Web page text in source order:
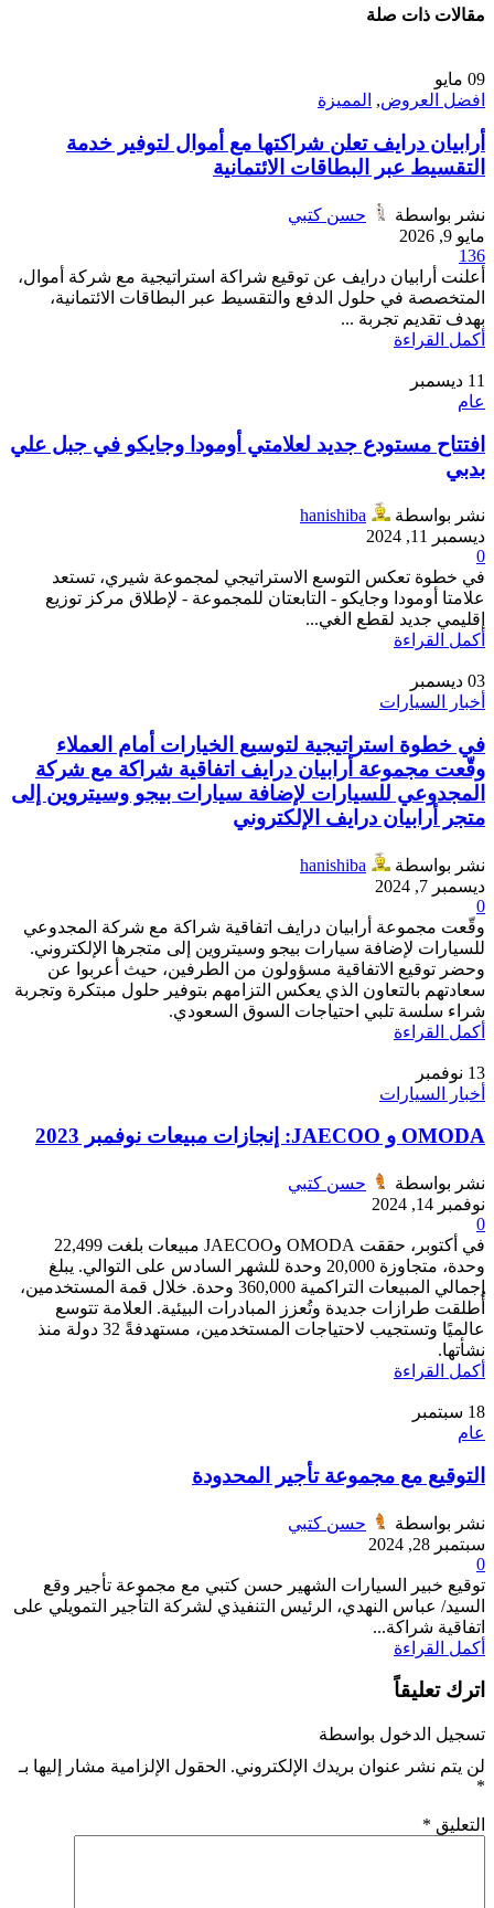
مقالات ذات صلة
09 مايو
افضل العروض, المميزة
أرابيان درايف تعلن شراكتها مع أموال لتوفير خدمة
التقسيط عبر البطاقات الائتمانية
نشر بواسطة
حسن كتبي
مايو 9, 2026
136
أعلنت أرابيان درايف عن توقيع شراكة استراتيجية مع شركة أموال،
المتخصصة في حلول الدفع والتقسيط عبر البطاقات الائتمانية،
بهدف تقديم تجربة ...
أكمل القراءة
11 ديسمبر
عام
افتتاح مستودع جديد لعلامتي أومودا وجايكو في جبل علي
بدبي
نشر بواسطة
hanishiba
ديسمبر 11, 2024
0
في خطوة تعكس التوسع الاستراتيجي لمجموعة شيري، تستعد
علامتا أومودا وجايكو - التابعتان للمجموعة - لإطلاق مركز توزيع
إقليمي جديد لقطع الغي...
أكمل القراءة
03 ديسمبر
أخبار السيارات
في خطوة استراتيجية لتوسيع الخيارات أمام العملاء
وقّعت مجموعة أرابيان درايف اتفاقية شراكة مع شركة
المجدوعي للسيارات لإضافة سيارات بيجو وسيتروين إلى
متجر أرابيان درايف الإلكتروني
نشر بواسطة
hanishiba
ديسمبر 7, 2024
0
وقّعت مجموعة أرابيان درايف اتفاقية شراكة مع شركة المجدوعي
للسيارات لإضافة سيارات بيجو وسيتروين إلى متجرها الإلكتروني.
وحضر توقيع الاتفاقية مسؤولون من الطرفين، حيث أعربوا عن
سعادتهم بالتعاون الذي يعكس التزامهم بتوفير حلول مبتكرة وتجربة
شراء سلسة تلبي احتياجات السوق السعودي.
أكمل القراءة
13 نوفمبر
أخبار السيارات
OMODA و JAECOO: إنجازات مبيعات نوفمبر 2023
نشر بواسطة
حسن كتبي
نوفمبر 14, 2024
0
في أكتوبر، حققت OMODA وJAECOO مبيعات بلغت 22,499
وحدة، متجاوزة 20,000 وحدة للشهر السادس على التوالي. يبلغ
إجمالي المبيعات التراكمية 360,000 وحدة. خلال قمة المستخدمين،
أُطلقت طرازات جديدة وتُعزز المبادرات البيئية. العلامة تتوسع
عالميًا وتستجيب لاحتياجات المستخدمين، مستهدفةً 32 دولة منذ
نشأتها.
أكمل القراءة
18 سبتمبر
عام
التوقيع مع مجموعة تأجير المحدودة
نشر بواسطة
حسن كتبي
سبتمبر 28, 2024
0
توقيع خبير السيارات الشهير حسن كتبي مع مجموعة تأجير وقع
السيد/ عباس النهدي، الرئيس التنفيذي لشركة التأجير التمويلي على
اتفاقية شراكة...
أكمل القراءة
اترك تعليقاً
تسجيل الدخول بواسطة
لن يتم نشر عنوان بريدك الإلكتروني. الحقول الإلزامية مشار إليها بـ
*
التعليق *